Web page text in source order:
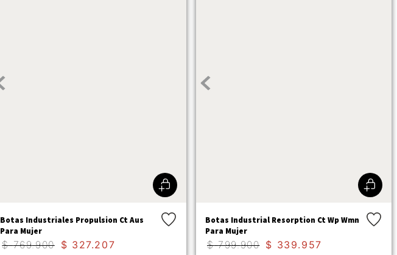
Botas Industriales Propulsion Ct Aus
Para Mujer
$ 769.900 $ 327.207
Botas Industrial Resorption Ct Wp Wmn
Para Mujer
$ 799.900 $ 339. 957